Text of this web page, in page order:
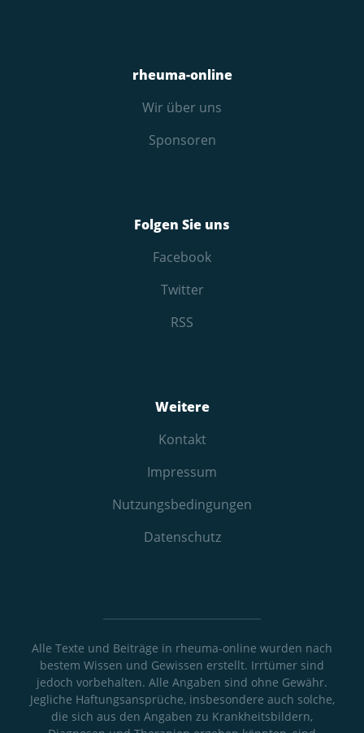
rheuma-online
Wir über uns
Sponsoren
Folgen Sie uns
Facebook
Twitter
RSS
Weitere
Kontakt
Impressum
Nutzungs­bedingungen
Datenschutz
Alle Texte und Beiträge in rheuma-online wurden nach
bestem Wissen und Gewissen erstellt. Irrtümer sind
jedoch vorbehalten. Alle Angaben sind ohne Gewähr.
Jegliche Haftungsansprüche, insbesondere auch solche,
die sich aus den Angaben zu Krankheitsbildern,